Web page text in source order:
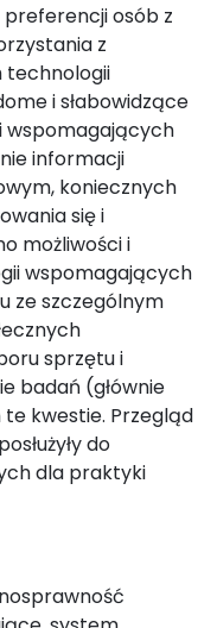
osób z
z
i słabowidzące
wspomagających
informacji
koniecznych
się i
możliwości i
wspomagających
ze szczególnym
sprzętu i
badań (głównie
kwestie. Przegląd
do
dla praktyki